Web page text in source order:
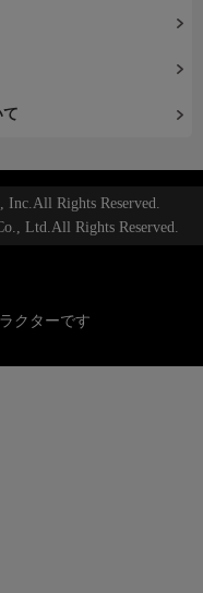
Rights Reserved.
Ltd.All Rights Reserved.
クターです